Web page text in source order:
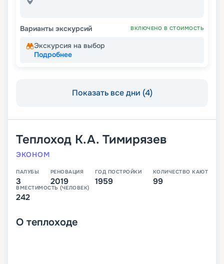
Варианты экскурсий ВКЛЮЧЕНО В СТОИМОСТЬ
Экскурсия на выбор
Подробнее
Показать все дни (4)
Теплоход К.А. Тимирязев
ЭКОНОМ
ПАЛУБЫ
3
РЕНОВАЦИЯ
2019
ГОД ПОСТРОЙКИ
1959
КОЛИЧЕСТВО КАЮТ
99
ВМЕСТИМОСТЬ (ЧЕЛОВЕК)
242
О теплоходе